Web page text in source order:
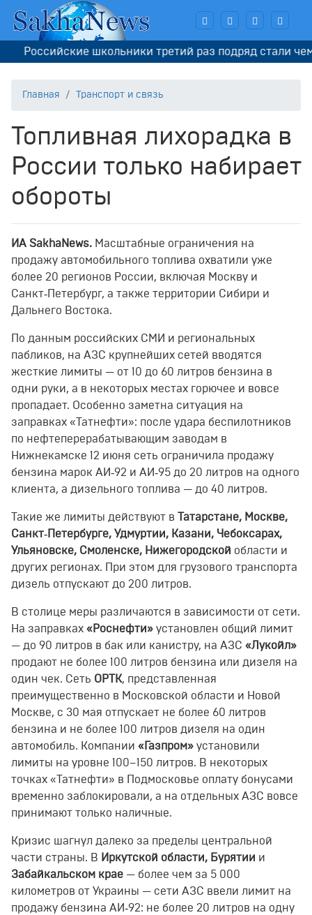
Российские школьники третий раз подряд стали
Главная Транспорт и связь
Топливная лихорадка в
России только набирает
обороты
ИА SakhaNews. Масштабные ограничения на
продажу автомобильного топлива охватили уже
более 20 регионов России, включая Москву и
Санкт‑Петербург, а также территории Сибири и
Дальнего Востока.
По данным российских СМИ и региональных
пабликов, на АЗС крупнейших сетей вводятся
жесткие лимиты — от 10 до 60 литров бензина в
одни руки, а в некоторых местах горючее и вовсе
пропадает. Особенно заметна ситуация на
заправках «Татнефти»: после удара беспилотников
по нефтеперерабатывающим заводам в
Нижнекамске 12 июня сеть ограничила продажу
бензина марок АИ‑92 и АИ‑95 до 20 литров на одного
клиента, а дизельного топлива — до 40 литров.
Такие же лимиты действуют в
Татарстане, Москве,
Санкт‑Петербурге, Удмуртии, Казани, Чебоксарах,
Ульяновске, Смоленске, Нижегородской области и
других регионах. При этом для грузового транспорта
дизель отпускают до 200 литров.
В столице меры различаются в зависимости от сети.
На заправках «Роснефти» установлен общий лимит
— до 90 литров в бак или канистру, на АЗС «Лукойл»
продают не более 100 литров бензина или дизеля на
один чек. Сеть ОРТК, представленная
преимущественно в Московской области и Новой
Москве, с 30 мая отпускает не более 60 литров
бензина и не более 100 литров дизеля на один
автомобиль. Компании «Газпром» установили
лимиты на уровне 100–150 литров. В некоторых
точках «Татнефти» в Подмосковье оплату бонусами
временно заблокировали, а на отдельных АЗС вовсе
принимают только наличные.
Кризис шагнул далеко за пределы центральной
части страны. В Иркутской области, Бурятии и
Забайкальском крае — более чем за 5 000
километров от Украины — сети АЗС ввели лимит на
продажу бензина АИ‑92: не более 20 литров на одну